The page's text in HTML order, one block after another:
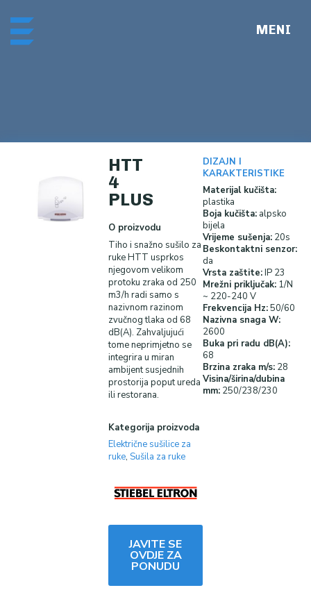
content
HTT
4
PLUS
O proizvodu
Tiho i snažno sušilo za
ruke HTT usprkos
njegovom velikom
protoku zraka od 250
m3/h radi samo s
nazivnom razinom
zvučnog tlaka od 68
dB(A). Zahvaljujući
tome neprimjetno se
integrira u miran
ambijent susjednih
prostorija poput ureda
ili restorana.
Kategorija proizvoda
Električne sušilice za
ruke, Sušila za ruke
JAVITE SE
OVDJE ZA
PONUDU
DIZAJN I
KARAKTERISTIKE
Materijal kučišta:
plastika
Boja kučišta: alpsko
bijela
Vrijeme sušenja: 20s
Beskontaktni senzor:
da
Vrsta zaštite:IP 23
Mrežni priključak: 1/N
~ 220-240 V
Frekvencija Hz:50/60
Nazivna snaga W:
2600
Buka pri radu dB(A):
68
Brzina zraka m/s: 28
Visina/širina/dubina
mm: 250/238/230